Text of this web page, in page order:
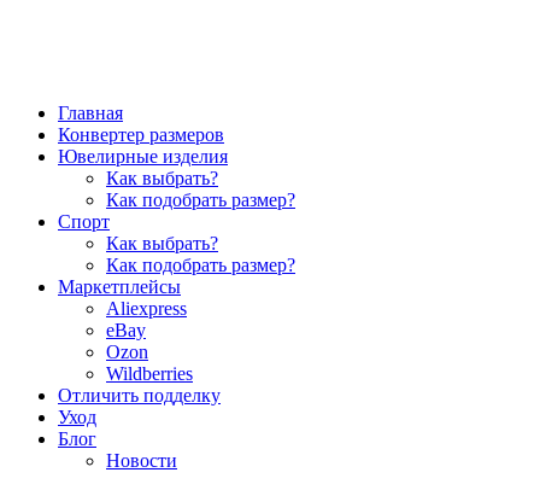
Главная
Конвертер размеров
Ювелирные изделия
Как выбрать?
Как подобрать размер?
Спорт
Как выбрать?
Как подобрать размер?
Маркетплейсы
Aliexpress
eBay
Ozon
Wildberries
Отличить подделку
Уход
Блог
Новости